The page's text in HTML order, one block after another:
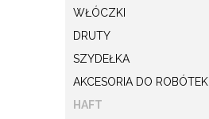
WŁÓCZKI
DRUTY
SZYDEŁKA
AKCESORIA DO ROBÓTEK
HAFT